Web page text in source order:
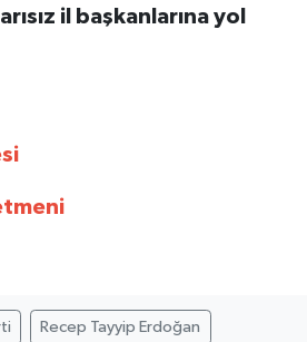
il başkanlarına yol
Recep Tayyip Erdoğan